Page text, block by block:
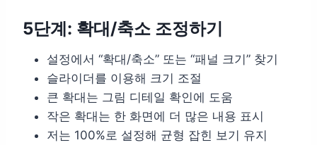
5단계: 확대/축소 조정하기
설정에서 “확대/축소” 또는 “패널 크기” 찾기
슬라이더를 이용해 크기 조절
큰 확대는 그림 디테일 확인에 도움
작은 확대는 한 화면에 더 많은 내용 표시
저는 100%로 설정해 균형 잡힌 보기 유지